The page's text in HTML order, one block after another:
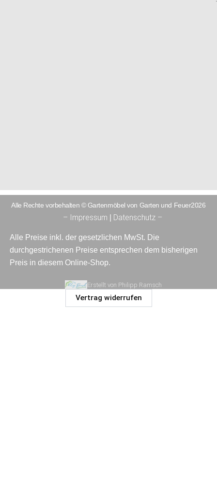
Alle Rechte vorbehalten © Gartenmöbel von Garten und Feuer2026
– Impressum Datenschutz –
Alle Preise inkl. der gesetzlichen MwSt. Die
durchgestrichenen Preise entsprechen dem bisherigen
Preis in diesem Online-Shop.
Erstellt von Philipp Ramsch
Vertrag widerrufen